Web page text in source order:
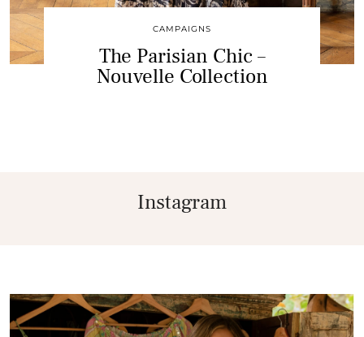
CAMPAIGNS
The Parisian Chic –
Nouvelle Collection
Instagram